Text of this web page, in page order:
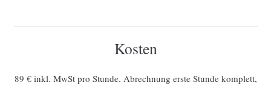
Kosten
89 € inkl. MwSt pro Stunde. Abrechnung erste Stunde komplett,